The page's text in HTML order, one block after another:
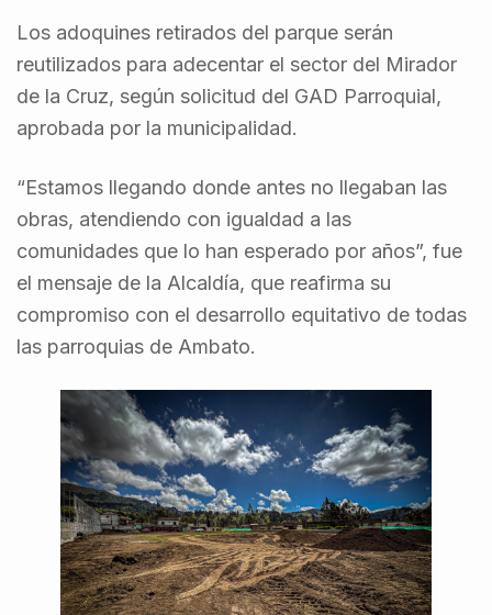
Los adoquines retirados del parque serán
reutilizados para adecentar el sector del Mirador
de la Cruz, según solicitud del GAD Parroquial,
aprobada por la municipalidad.
“Estamos llegando donde antes no llegaban las
obras, atendiendo con igualdad a las
comunidades que lo han esperado por años”, fue
el mensaje de la Alcaldía, que reafirma su
compromiso con el desarrollo equitativo de todas
las parroquias de Ambato.